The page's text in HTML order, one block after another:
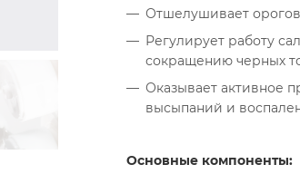
Отшелушивает
Регулирует работу
сокращению черных
Оказывает активное
высыпаний и
Основные компоненты: